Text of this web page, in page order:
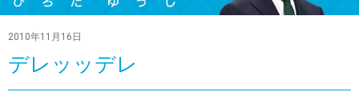
2010年11月16日
デレッッデレ